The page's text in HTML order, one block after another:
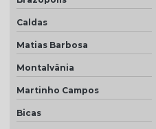
Caldas
Matias Barbosa
Montalvânia
Martinho Campos
Bicas